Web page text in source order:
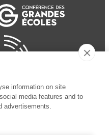
information on site
media features and to
advertisements.